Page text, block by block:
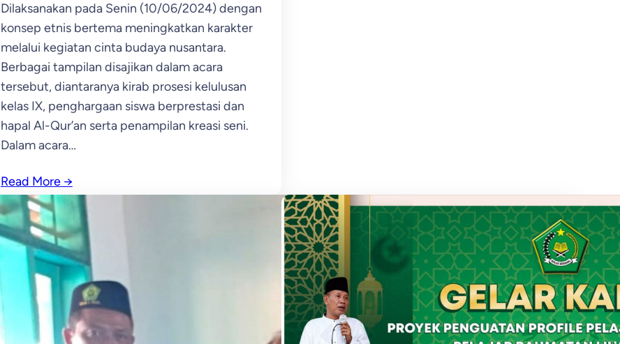
Dilaksanakan pada Senin (10/06/2024) dengan
konsep etnis bertema meningkatkan karakter
melalui kegiatan cinta budaya nusantara.
Berbagai tampilan disajikan dalam acara
tersebut, diantaranya kirab prosesi kelulusan
kelas IX, penghargaan siswa berprestasi dan
hapal Al-Qur’an serta penampilan kreasi seni.
Dalam acara…
Read More→